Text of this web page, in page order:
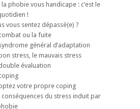
la phobie vous handicape : c’est le
!
vous sentez dépassé(e) ?
ou la fuite
général d’adaptation
stress, le mauvais stress
évaluation
votre propre coping
conséquences du stress induit par